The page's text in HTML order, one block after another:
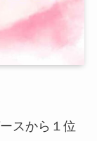
スから１位